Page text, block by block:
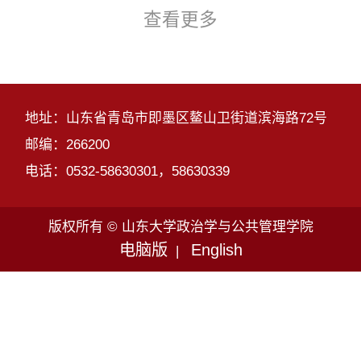
查看更多
地址：山东省青岛市即墨区鳌山卫街道滨海路72号
邮编：266200
电话：0532-58630301，58630339
版权所有 © 山东大学政治学与公共管理学院
电脑版 | English